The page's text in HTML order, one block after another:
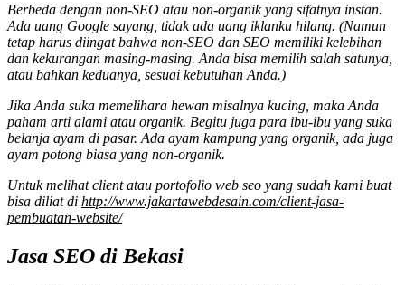
Berbeda dengan non-SEO atau non-organik yang sifatnya instan.
Ada uang Google sayang, tidak ada uang iklanku hilang. (Namun
tetap harus diingat bahwa non-SEO dan SEO memiliki kelebihan
dan kekurangan masing-masing. Anda bisa memilih salah satunya,
atau bahkan keduanya, sesuai kebutuhan Anda.)
Jika Anda suka memelihara hewan misalnya kucing, maka Anda
paham arti alami atau organik. Begitu juga para ibu-ibu yang suka
belanja ayam di pasar. Ada ayam kampung yang organik, ada juga
ayam potong biasa yang non-organik.
Untuk melihat client atau portofolio web seo yang sudah kami buat
bisa diliat di http://www.jakartawebdesain.com/client-jasa-
pembuatan-website/
Jasa SEO di Bekasi